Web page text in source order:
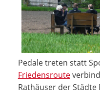
Pedale treten statt
Friedensroute
Rathäuser der